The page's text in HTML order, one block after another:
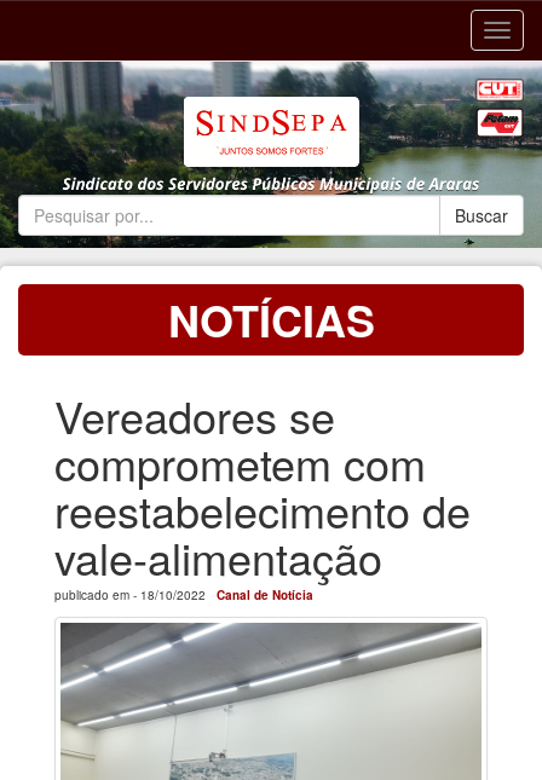
NOTÍCIAS
Vereadores se
comprometem com
reestabelecimento de
vale-alimentação
publicado em - 18/10/2022 Canal de Notícia